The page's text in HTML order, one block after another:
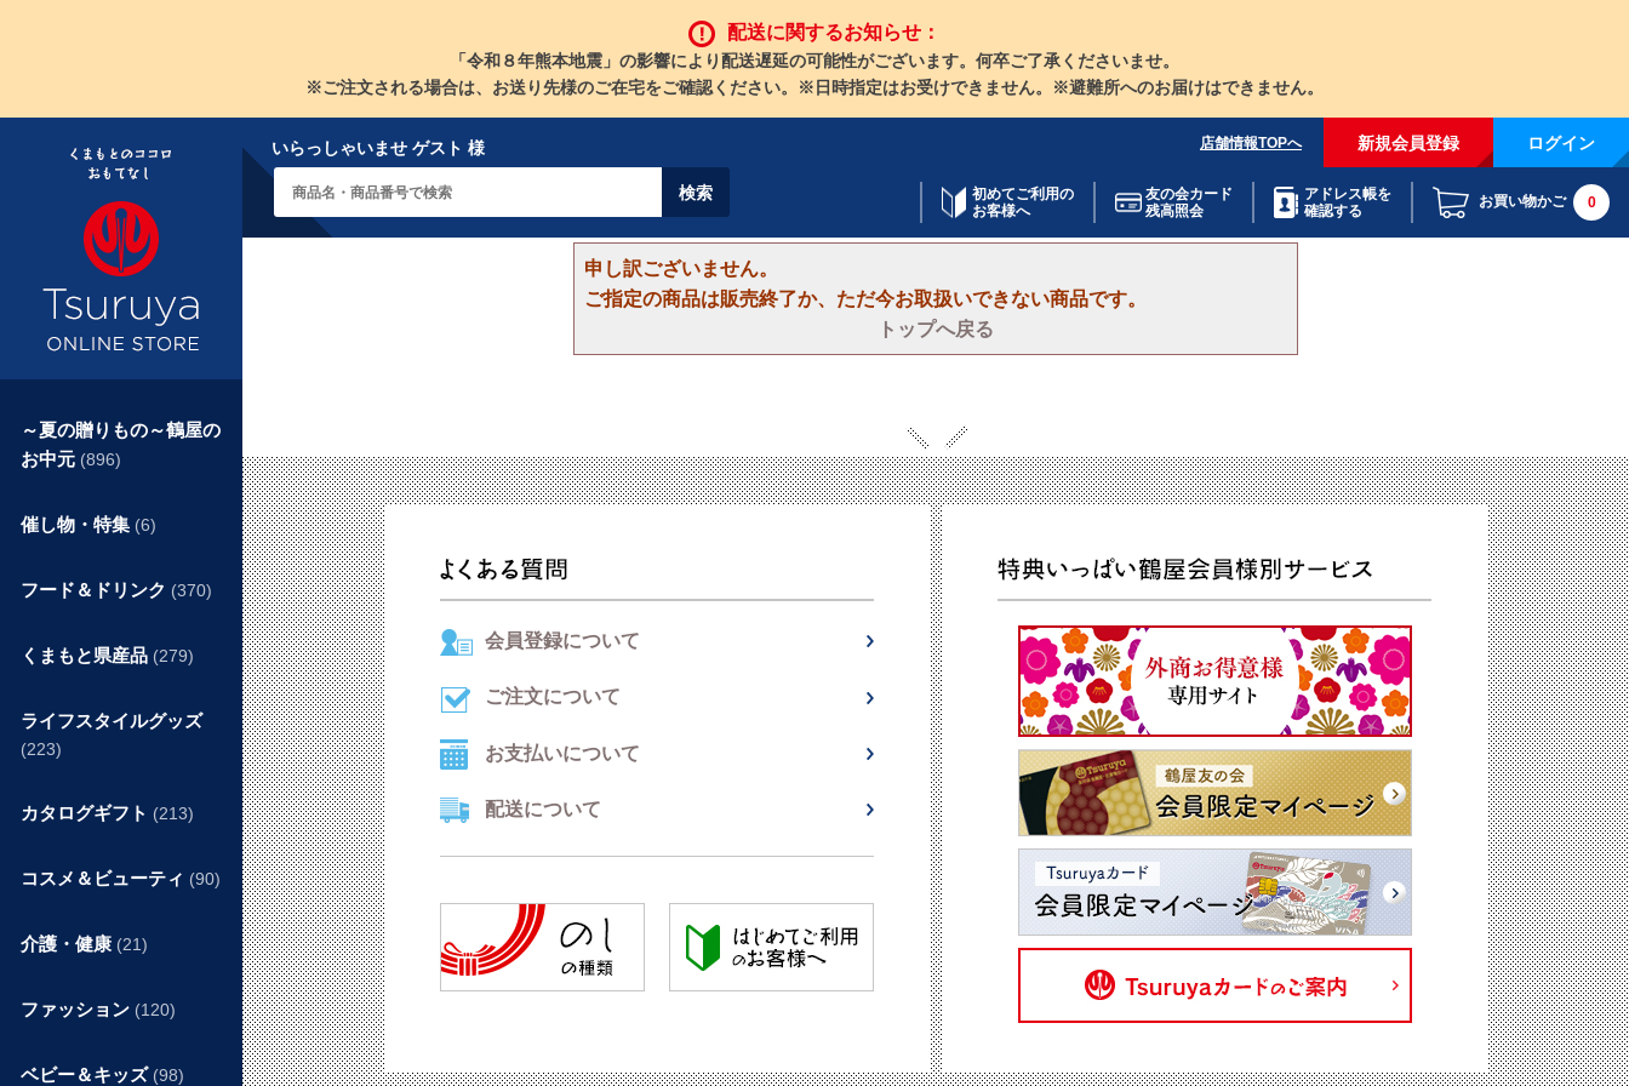
配送に関するお知らせ：
「令和８年熊本地震」の影響により配送遅延の可能性がございます。何卒ご了承くださいませ。
※ご注文される場合は、お送り先様のご在宅をご確認ください。※日時指定はお受けできません。※避難所へのお届けはできません。
いらっしゃいませ ゲスト 様 店舗情報TOPへ 新規会員登録 ログイン
初めてご利用の
お客様へ
友の会カード
残高照会
アドレス帳を
確認する
お買い物かご 0
申し訳ございません。
ご指定の商品は販売終了か、ただ今お取扱いできない商品です。
トップへ戻る
～夏の贈りもの～鶴屋の
お中元 (896)
催し物・特集 (6)
フード＆ドリンク (370)
くまもと県産品 (279)
ライフスタイルグッズ
(223)
カタログギフト (213)
コスメ＆ビューティ (90)
介護・健康 (21)
ファッション (120)
ベビー＆キッズ (98)
会員登録について
ご注文について
お支払いについて
配送について